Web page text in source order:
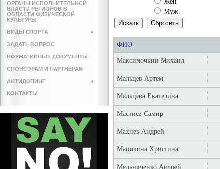
ОРГАНЫ ИСПОЛНИТЕЛЬНОЙ
ВЛАСТИ РЕГИОНОВ В
ОБЛАСТИ ФИЗИЧЕСКОЙ
КУЛЬТУРЫ
ВИДЫ СПОРТА »
ЗАДАТЬ ВОПРОС
НОРМАТИВНЫЕ ДОКУМЕНТЫ
СПОНСОРАМ И ПАРТНЕРАМ
АНТИДОПИНГ »
КОНТАКТЫ
Жен
Муж
ФИО
Максимочкин Михаил
Мальцев Артем
Мальцева Екатерина
Мастиев Самир
Махнев Андрей
Мацокина Христина
Мельниченко Андрей